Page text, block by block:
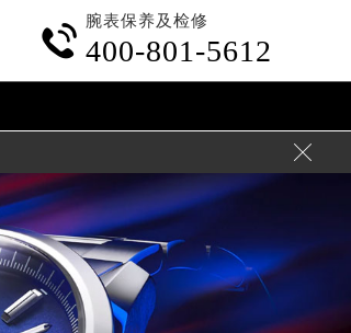

腕表保养及检修
400-801-5612
